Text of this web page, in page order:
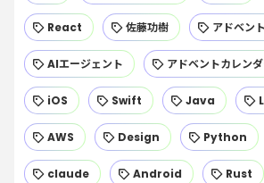
React 佐藤功樹 アドベン
AIエージェント アドベントカレン
iOS Swift Java
AWS Design Python
claude Android Rust